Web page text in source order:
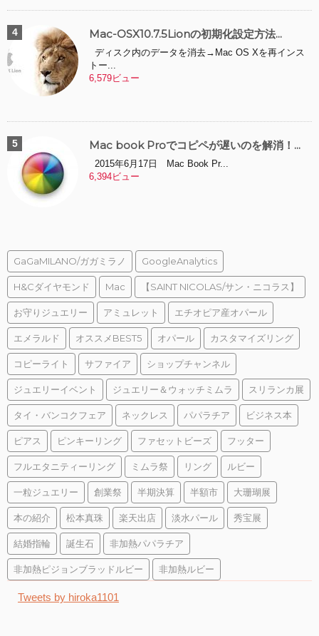
Mac-OSX10.7.5Lionの初期化設定方法...
ディスク内のデータを消去→Mac OS Xを再インス
トー...
6,579ビュー
Mac book Proでコピペが遅いのを解消！...
2015年6月17日 Mac Book Pr...
6,394ビュー
GaGaMILANO/ガガミラノ GoogleAnalytics
H&Cダイヤモンド Mac 【SAINT NICOLAS/サン・ニコラス】
お守りジュエリー アミュレット エチオピア産オパール
エメラルド オススメBEST5 オパール カスタマイズリング
コピーライト サファイア ショップチャンネル
ジュエリーイベント ジュエリー＆ウォッチミムラ スリランカ展
タイ・バンコクフェア ネックレス パパラチア ビジネス本
ピアス ピンキーリング ファセットビーズ フッター
フルエタニティーリング ミムラ祭 リング ルビー
一粒ジュエリー 創業祭 半期決算 半額市 大珊瑚展
本の紹介 松本真珠 楽天出店 淡水パール 秀宝展
結婚指輪 誕生石 非加熱パパラチア
非加熱ピジョンブラッドルビー 非加熱ルビー
Tweets by hiroka1101